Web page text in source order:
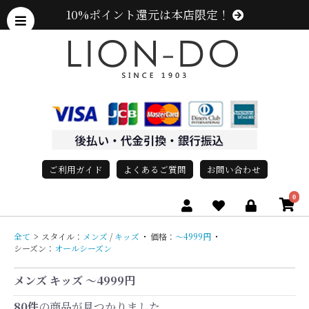
10%ポイント還元は本店限定！
ご利用ガイド よくあるご質問 お問い合わせ
0
全て > スタイル： メンズ / キッズ ・ 価格： 〜4999円 ・
シーズン： オールシーズン
メンズ キッズ 〜4999円